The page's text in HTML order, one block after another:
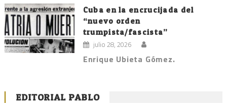
Cuba en la encrucijada del
“nuevo orden
trumpista/fascista”
julio 28, 2026
Enrique Ubieta Gómez.
EDITORIAL PABLO